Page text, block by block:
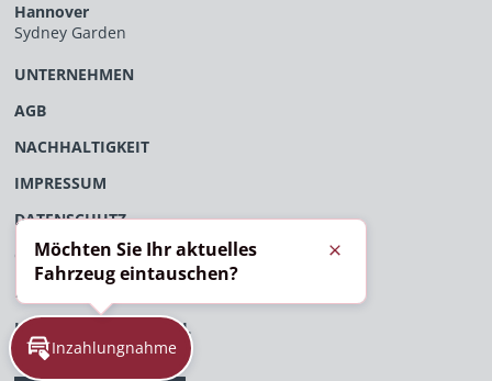
Hannover
Sydney Garden
UNTERNEHMEN
AGB
NACHHALTIGKEIT
IMPRESSUM
DATENSCHUTZ
ÖFFENTLICHES VERFAHRENSVERZEICHNIS
EU-DATENVERORDNUNG
HINWEISGEBERPORTAL
Inzahlungnahme
Möchten Sie Ihr aktuelles
Fahrzeug eintauschen?
Schließen